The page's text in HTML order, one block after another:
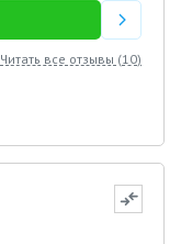
Читать все отзывы (10)